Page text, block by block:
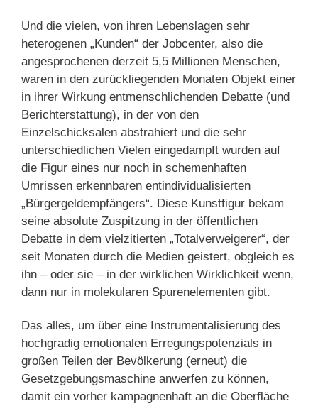
Und die vielen, von ihren Lebenslagen sehr
heterogenen „Kunden“ der Jobcenter, also die
angesprochenen derzeit 5,5 Millionen Menschen,
waren in den zurückliegenden Monaten Objekt einer
in ihrer Wirkung entmenschlichenden Debatte (und
Berichterstattung), in der von den
Einzelschicksalen abstrahiert und die sehr
unterschiedlichen Vielen eingedampft wurden auf
die Figur eines nur noch in schemenhaften
Umrissen erkennbaren entindividualisierten
„Bürgergeldempfängers“. Diese Kunstfigur bekam
seine absolute Zuspitzung in der öffentlichen
Debatte in dem vielzitierten „Totalverweigerer“, der
seit Monaten durch die Medien geistert, obgleich es
ihn – oder sie – in der wirklichen Wirklichkeit wenn,
dann nur in molekularen Spurenelementen gibt.
Das alles, um über eine Instrumentalisierung des
hochgradig emotionalen Erregungspotenzials in
großen Teilen der Bevölkerung (erneut) die
Gesetzgebungsmaschine anwerfen zu können,
damit ein vorher kampagnenhaft an die Oberfläche